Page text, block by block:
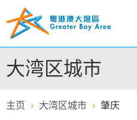
至
容
的
开大湾区城市
主页 大湾区城市 肇庆